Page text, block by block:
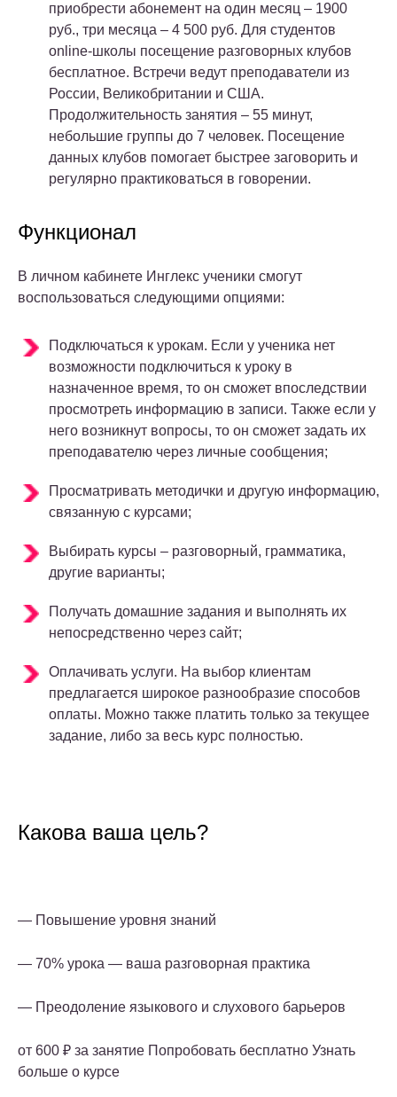
приобрести абонемент на один месяц – 1900
руб., три месяца – 4 500 руб. Для студентов
online-школы посещение разговорных клубов
бесплатное. Встречи ведут преподаватели из
России, Великобритании и США.
Продолжительность занятия – 55 минут,
небольшие группы до 7 человек. Посещение
данных клубов помогает быстрее заговорить и
регулярно практиковаться в говорении.
Функционал
В личном кабинете Инглекс ученики смогут
воспользоваться следующими опциями:
Подключаться к урокам. Если у ученика нет
возможности подключиться к уроку в
назначенное время, то он сможет впоследствии
просмотреть информацию в записи. Также если у
него возникнут вопросы, то он сможет задать их
преподавателю через личные сообщения;
Просматривать методички и другую информацию,
связанную с курсами;
Выбирать курсы – разговорный, грамматика,
другие варианты;
Получать домашние задания и выполнять их
непосредственно через сайт;
Оплачивать услуги. На выбор клиентам
предлагается широкое разнообразие способов
оплаты. Можно также платить только за текущее
задание, либо за весь курс полностью.
Какова ваша цель?
— Повышение уровня знаний
— 70% урока — ваша разговорная практика
— Преодоление языкового и слухового барьеров
от 600 ₽ за занятие Попробовать бесплатно Узнать
больше о курсе